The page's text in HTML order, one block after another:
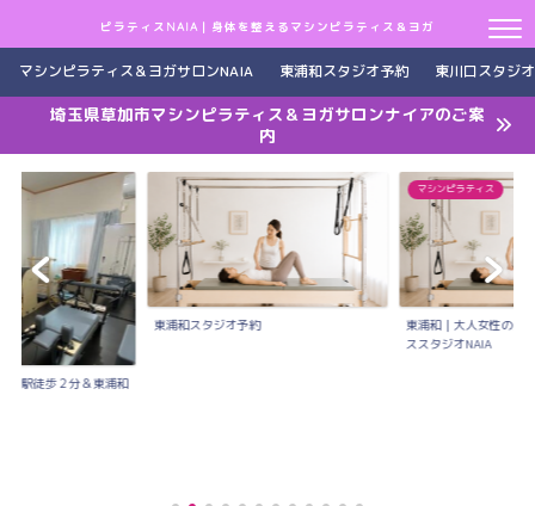
ピラティスNAIA｜身体を整えるマシンピラティス＆ヨガ
マシンピラティス＆ヨガサロンNAIA 東浦和スタジオ予約 東川口スタジ
埼玉県草加市マシンピラティス＆ヨガサロンナイアのご案
内
口駅徒歩２分＆東浦和
東浦和スタジオ予約
マシンピラティス
東浦和｜大人女性のた
ススタジオNAIA